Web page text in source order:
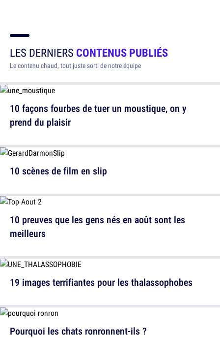
LES DERNIERS CONTENUS PUBLIÉS
Le contenu chaud, tout juste sorti de notre équipe
10 façons fourbes de tuer un moustique, on y
prend du plaisir
10 preuves que les gens nés en août sont les
meilleurs
Pourquoi les chats ronronnent-ils ?
10 scènes de film en slip
19 images terrifiantes pour les thalassophobes